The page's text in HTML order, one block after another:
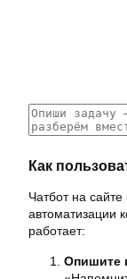
Как
Чатбот на
автоматизации
работает:
Опишите